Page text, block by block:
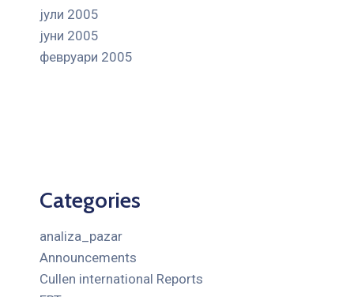
јули 2005
јуни 2005
февруари 2005
Categories
analiza_pazar
Announcements
Cullen international Reports